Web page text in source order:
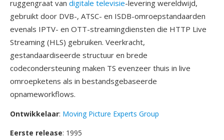
ruggengraat van digitale televisie-levering wereldwijd,
gebruikt door DVB-, ATSC- en ISDB-omroepstandaarden
evenals IPTV- en OTT-streamingdiensten die HTTP Live
Streaming (HLS) gebruiken. Veerkracht,
gestandaardiseerde structuur en brede
codecondersteuning maken TS evenzeer thuis in live
omroepketens als in bestandsgebaseerde
opnameworkflows.
Ontwikkelaar: Moving Picture Experts Group
Eerste release: 1995